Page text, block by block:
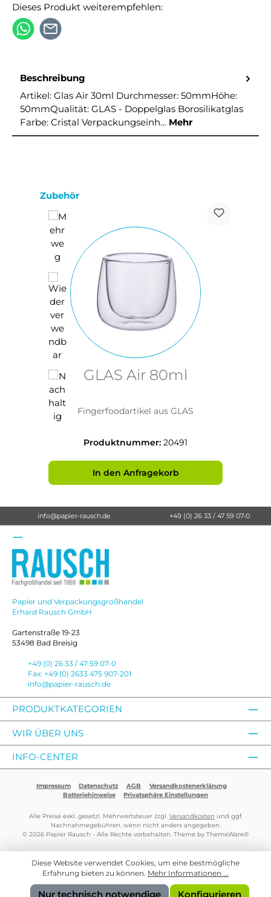
Dieses Produkt weiterempfehlen:
Beschreibung
Artikel: Glas Air 30ml Durchmesser: 50mmHöhe:
50mmQualität: GLAS - Doppelglas Borosilikatglas
Farbe: Cristal Verpackungseinh… Mehr
Produktgalerie überspringen
Zubehör
GLAS Air 80ml
Fingerfoodartikel aus GLAS
Produktnummer: 20491
In den Anfragekorb
info@papier-rausch.de +49 (0) 26 33 / 47 59 07-0
Papier und Verpackungsgroßhandel
Erhard Rausch GmbH
Gartenstraße 19-23
53498 Bad Breisig
+49 (0) 26 33 / 47 59 07-0
Fax: +49 (0) 2633 475 907-201
info@papier-rausch.de
PRODUKTKATEGORIEN
WIR ÜBER UNS
INFO-CENTER
Impressum Datenschutz AGB
Versandkostenerklärung
Batteriehinweise
Privatsphäre Einstellungen
Alle Preise exkl. gesetzl. Mehrwertsteuer zzgl. Versandkosten und ggf.
Nachnahmegebühren, wenn nicht anders angegeben.
© 2026 Papier Rausch - Alle Rechte vorbehalten. Theme by ThemeWare®
Diese Website verwendet Cookies, um eine bestmögliche
Erfahrung bieten zu können. Mehr Informationen ...
Nur technisch notwendige Konfigurieren